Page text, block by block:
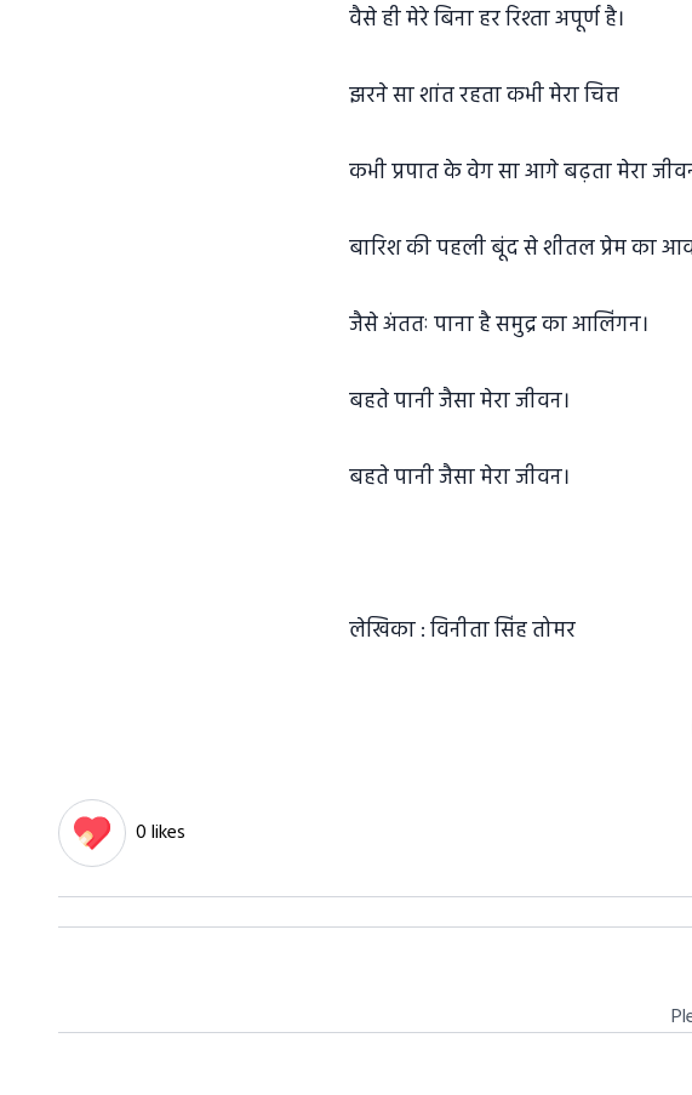
वैसे ही मेरे बिना हर रिश्ता अपूर्ण है।
झरने सा शांत रहता कभी मेरा चित्त
कभी प्रपात के वेग सा आगे बढ़ता मेरा
बारिश की पहली बूंद से शीतल प्रेम का
जैसे अंततः पाना है समुद्र का आलिंगन।
बहते पानी जैसा मेरा जीवन।
बहते पानी जैसा मेरा जीवन।
लेखिका : विनीता सिंह तोमर
0 likes